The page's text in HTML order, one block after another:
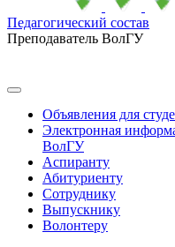
Педагогический состав
Преподаватель ВолГУ
Объявления для
Электронная
ВолГУ
Аспиранту
Абитуриенту
Сотруднику
Выпускнику
Волонтеру